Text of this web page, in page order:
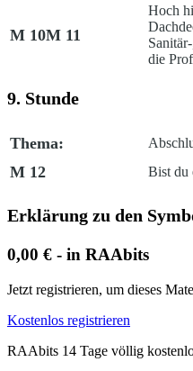
M 10M 11
Hoch
die
9. Stunde
Thema:
M 12 Bist du
Erklärung zu den
0,00 € - in RAAbits
Jetzt registrieren, um dieses
Kostenlos registrieren
RAAbits 14 Tage völlig